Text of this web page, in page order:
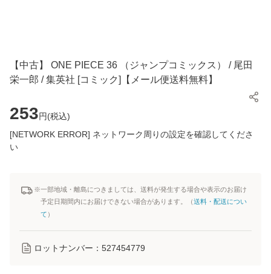
【中古】 ONE PIECE 36 （ジャンプコミックス） / 尾田
栄一郎 / 集英社 [コミック]【メール便送料無料】
253円(税込)
[NETWORK ERROR] ネットワーク周りの設定を確認してくださ
い
※一部地域・離島につきましては、送料が発生する場合や表示のお届け
予定日期間内にお届けできない場合があります。（送料・配送につい
て ）
ロットナンバー： 527454779